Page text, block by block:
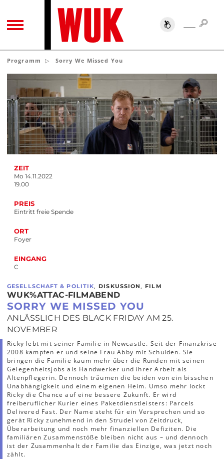
TOGGLE NAVIGATION SUCHE
Programm Sorry We Missed You
ZEIT
Mo 14.11.2022
19.00
PREIS
Eintritt freie Spende
ORT
Foyer
EINGANG
C
GESELLSCHAFT & POLITIK, DISKUSSION , FILM
WUK%ATTAC-FILMABEND
SORRY WE MISSED YOU
ANLÄSSLICH DES BLACK FRIDAY AM 25.
NOVEMBER
Ricky lebt mit seiner Familie in Newcastle. Seit der Finanzkrise
2008 kämpfen er und seine Frau Abby mit Schulden. Sie
bringen die Familie kaum mehr über die Runden mit seinen
Gelegenheitsjobs als Handwerker und ihrer Arbeit als
Altenpflegerin. Dennoch träumen die beiden von ein bisschen
Unabhängigkeit und einem eigenen Heim. Umso mehr lockt
Ricky die Chance auf eine bessere Zukunft. Er wird
freiberuflicher Kurier eines Paketdienstleisters: Parcels
Delivered Fast. Der Name steht für ein Versprechen und so
gerät Ricky zunehmend in den Strudel von Zeitdruck,
Überarbeitung und noch mehr finanziellen Defiziten. Die
familiären Zusammenstöße bleiben nicht aus – und dennoch
ist der Zusammenhalt der Familie das Einzige, was jetzt noch
zählt.